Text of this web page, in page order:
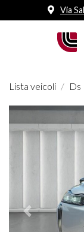
Via
Lista veicoli Ds
Prededente